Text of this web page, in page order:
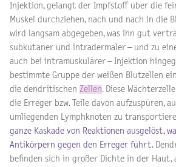
Injektion, gelangt der Impfstoff über die
Muskel durchziehen, nach und nach in die
wird langsam abgegeben, was ihn gut
subkutaner und intradermaler – und zu
auch bei intramuskulärer – Injektion
bestimmte Gruppe der weißen Blutzellen
die dendritischen Zellen. Diese
die Erreger bzw. Teile davon aufzuspüren,
umliegenden Lymphknoten zu
ganze Kaskade von Reaktionen ausgelöst,
Antikörpern gegen den Erreger führt.
befinden sich in großer Dichte in der Haut,